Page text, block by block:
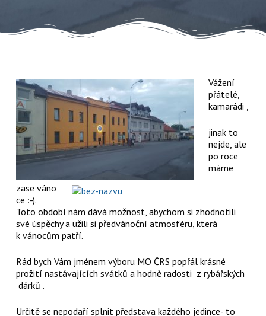
Vážení
přátelé,
kamarádi ,
jinak to
nejde, ale
po roce
máme
zase váno
ce :-).
Toto období nám dává možnost, abychom si zhodnotili
své úspěchy a užili si předvánoční atmosféru, která
k vánocům patří.
Rád bych Vám jménem výboru MO ČRS popřál krásné
prožití nastávajících svátků a hodně radosti z rybářských
dárků .
Určitě se nepodaří splnit představa každého jedince- to